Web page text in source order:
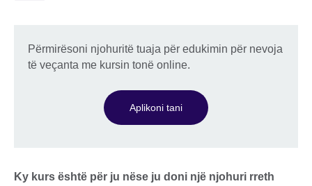
Përmirësoni njohuritë tuaja për edukimin për nevoja
të veçanta me kursin tonë online.
Aplikoni tani
Ky kurs është për ju nëse ju doni një njohuri rreth